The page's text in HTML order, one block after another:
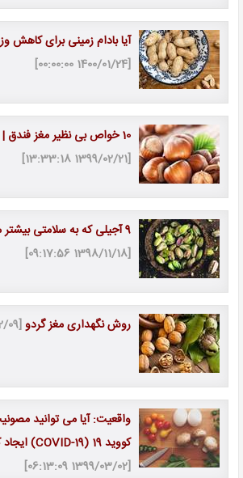
آیا بادام زمینی برای
[1400/01/24 00:00:00]
10 خواص بی نظیر مغز فندق | خواص فندق
[1399/02/21 13:33:18]
9 آجیلی که به سلامتی بیشتر ما کمک می کنند
[1398/11/18 09:17:56]
روش نگهداری مغز گردو[1399/02/09 16:23:32]
واقعیت: آیا می توانید
کووید 19 (COVID-19) ایجاد کنید؟
[1399/03/02 06:13:09]